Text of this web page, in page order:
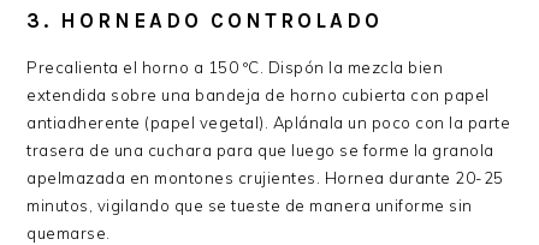
3. HORNEADO CONTROLADO
Precalienta el horno a 150 ºC. Dispón la mezcla bien
extendida sobre una bandeja de horno cubierta con papel
antiadherente (papel vegetal). Aplánala un poco con la parte
trasera de una cuchara para que luego se forme la granola
apelmazada en montones crujientes. Hornea durante 20-25
minutos, vigilando que se tueste de manera uniforme sin
quemarse.